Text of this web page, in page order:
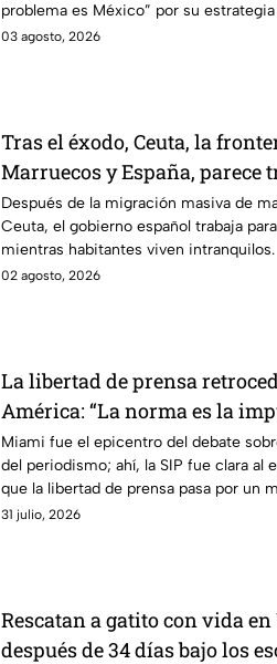
problema es México” por su
narcotráfico.
03 agosto, 2026
Tras el éxodo, Ceuta, la
Marruecos y España, parece
Después de la migración masiva de
Ceuta, el gobierno español trabaja
mientras habitantes viven intranquilos.
02 agosto, 2026
La libertad de prensa
América: “La norma es la
dice la SIP
Miami fue el epicentro del debate
del periodismo; ahí, la SIP fue clara al
que la libertad de prensa pasa por un
preocupante.
31 julio, 2026
Rescatan a gatito con vida en
después de 34 días bajo los